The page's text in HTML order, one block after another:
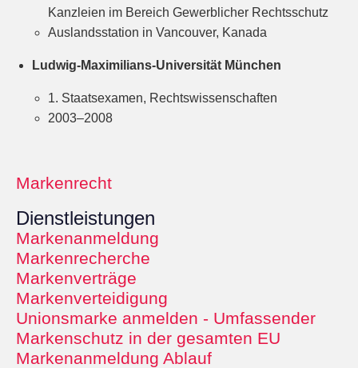
Kanzleien im Bereich Gewerblicher Rechtsschutz
Auslandsstation in Vancouver, Kanada
Ludwig-Maximilians-Universität München
1. Staatsexamen, Rechtswissenschaften
2003–2008
Markenrecht
Dienstleistungen
Markenanmeldung
Markenrecherche
Markenverträge
Markenverteidigung
Unionsmarke anmelden - Umfassender
Markenschutz in der gesamten EU
Markenanmeldung Ablauf